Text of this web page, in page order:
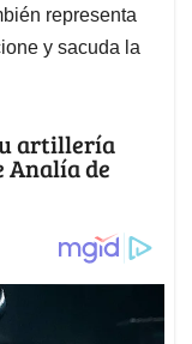
representa
y sacuda la
artillería
Analía de